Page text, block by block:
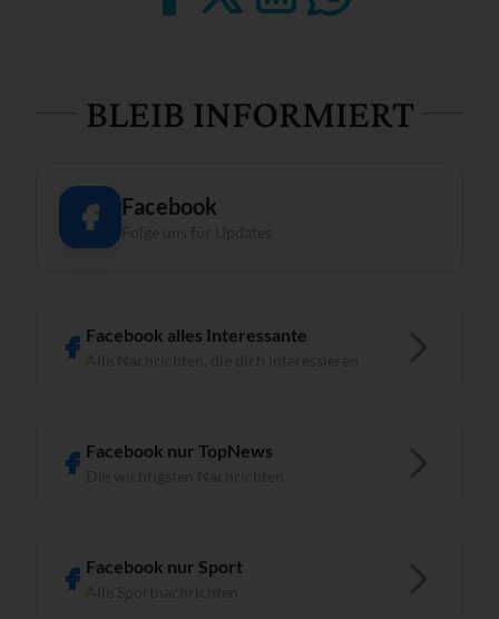
BLEIB INFORMIERT
Facebook
Facebook alles Interessante
Facebook nur TopNews
Facebook nur Sport